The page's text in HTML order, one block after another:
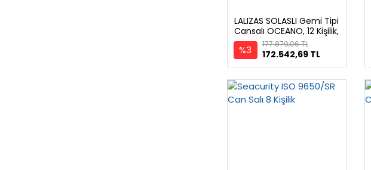
LALIZAS SOLASLI Gemi Tipi
Cansalı OCEANO, 12 Kişilik,
A Pack
%3 172.542,69 TL
177.879,06 TL